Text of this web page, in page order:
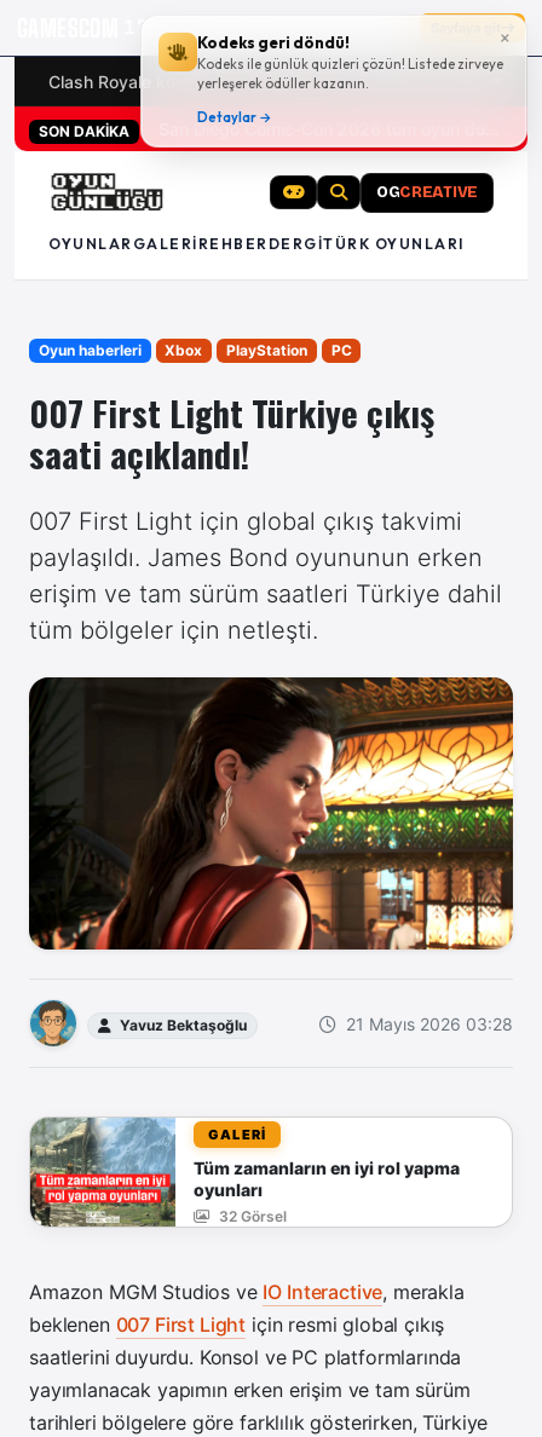
×
Kodeks geri döndü!
Kodeks ile günlük quizleri çözün! Listede zirveye
yerleşerek ödüller kazanın.
Detaylar →
17g 00:13:26
Clash Royale kodları Türk oyunları (PC ve konsollar) -
SON DAKİKA
OGCREATIVE
OYUNLAR GALERI REHBER DERGITÜRK OYUNLARI
Oyun haberleri Xbox PlayStation PC
007 First Light Türkiye çıkış
saati açıklandı!
007 First Light için global çıkış takvimi
paylaşıldı. James Bond oyununun erken
erişim ve tam sürüm saatleri Türkiye dahil
tüm bölgeler için netleşti.
Yavuz Bektaşoğlu 21 Mayıs 2026 03:28
GALERİ
Tüm zamanların en iyi rol yapma
oyunları
32 Görsel
Amazon MGM Studios ve IO Interactive, merakla
beklenen 007 First Light için resmi global çıkış
saatlerini duyurdu. Konsol ve PC platformlarında
yayımlanacak yapımın erken erişim ve tam sürüm
tarihleri bölgelere göre farklılık gösterirken, Türkiye